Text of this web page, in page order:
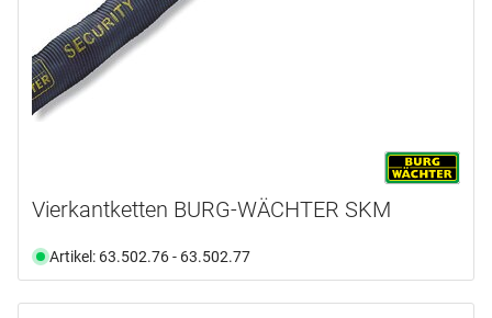
Vierkantketten BURG-WÄCHTER SKM
Artikel: 63.502.76 - 63.502.77